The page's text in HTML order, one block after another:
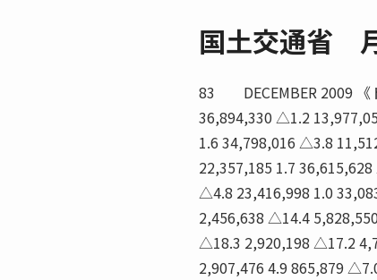
国土交通省
83 DECEMBER 2009 《
36,894,330 △1.2
1.6 34,798,016 △3.8
22,357,185 1.7
△4.8 23,416,998 1.0
2,456,638 △14.4
△18.3 2,920,198 △17.2
2,907,476 4.9 865,879